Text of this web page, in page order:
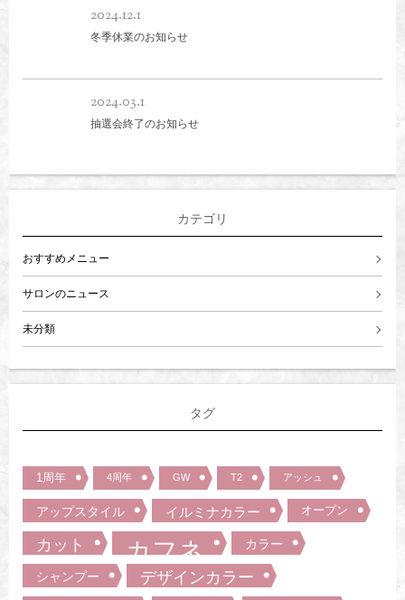
2024.12.1
冬季休業のお知らせ
2024.03.1
抽選会終了のお知らせ
カテゴリ
おすすめメニュー
サロンのニュース
未分類
タグ
1周年 4周年 GW T2 アッシュ
アップスタイル イルミナカラー オープン
カット カフネ カラー
シャンプー デザインカラー